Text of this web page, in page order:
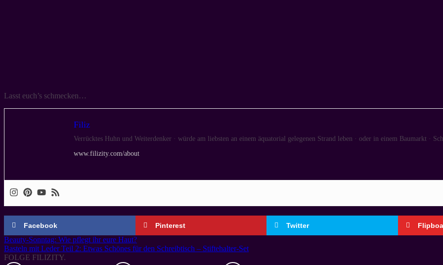
Lasst euch’s schmecken…
Filiz
Verrücktes Huhn und Weiterdenker · würde am liebsten an einem äquatorial gelegenen Strand leben · oder in einem Baumarkt ·
www.filizity.com/about
Facebook Pinterest Twitter
Beauty-Sonntag: Wie pflegt ihr eure Haut?
Basteln mit Leder Teil 2: Etwas Schönes für den Schreibtisch – Stiftehalter-Set
FOLGE FILIZITY.